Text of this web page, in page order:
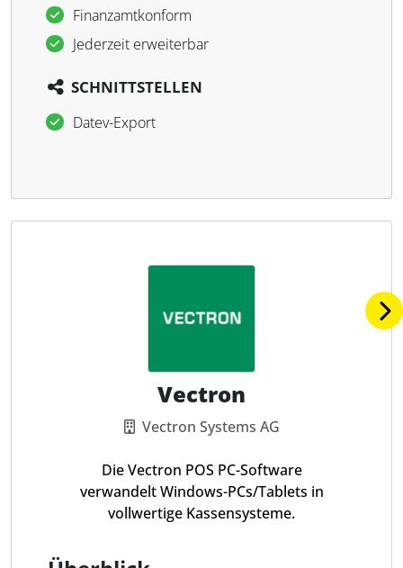
Finanzamtkonform
Jederzeit erweiterbar
SCHNITTSTELLEN
Datev-Export
Vectron
Vectron Systems AG
Die Vectron POS PC-Software
verwandelt Windows-PCs/Tablets in
vollwertige Kassensysteme.